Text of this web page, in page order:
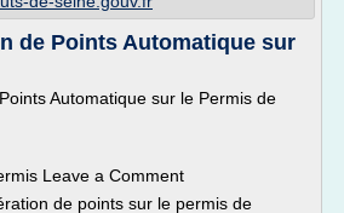
de Points Automatique sur
Automatique sur le Permis de
Leave a Comment
de points sur le permis de